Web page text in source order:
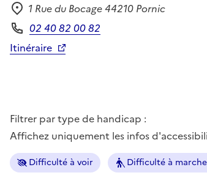
Adresse
1 Rue du Bocage 44210 Pornic
Téléphone
02 40 82 00 82
Itinéraire
Filtrer par type de handicap :
Affichez uniquement les infos
Difficulté à voir Difficulté à